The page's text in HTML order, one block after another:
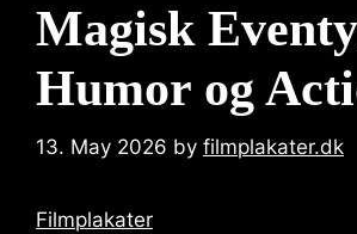
Magisk
Humor og
13. May 2026 by filmplakater.dk
Filmplakater